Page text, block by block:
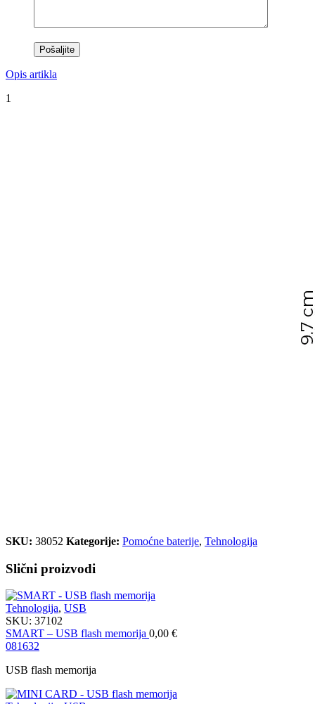
Opis artikla
1
SKU: 38052 Kategorije: Pomoćne baterije, Tehnologija
Slični proizvodi
Tehnologija, USB
SKU: 37102
SMART – USB flash memorija 0,00 €
081632
USB flash memorija